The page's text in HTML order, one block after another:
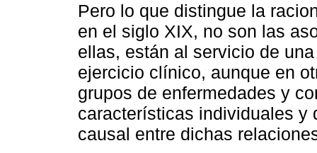
Pero lo que distingue la
en el siglo XIX, no son las
ellas, están al servicio de
ejercicio clínico, aunque en
grupos de enfermedades y
características individuales y
causal entre dichas